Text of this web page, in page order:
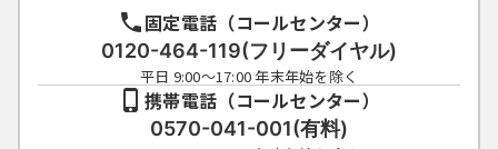
固定電話（コールセンター）
0120-464-119(フリーダイヤル)
平日 9:00～17:00 年末年始を除く
携帯電話（コールセンター）
0570-041-001(有料)